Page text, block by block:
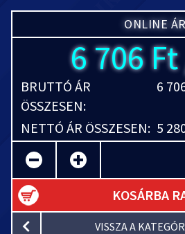
ONLINE ÁR
6 706
BRUTTÓ ÁR
ÖSSZESEN:
6
NETTÓ ÁR ÖSSZESEN: 5
KOSÁRBA
VISSZA A